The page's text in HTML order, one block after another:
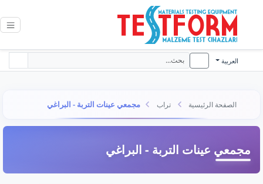
العربية
الصفحة الرئيسية تراب مجمعي عينات التربة - البراغي
مجمعي عينات التربة - البراغي